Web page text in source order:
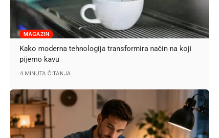
MAGAZIN
Kako moderna tehnologija transformira način na koji
pijemo kavu
4 MINUTA ČITANJA